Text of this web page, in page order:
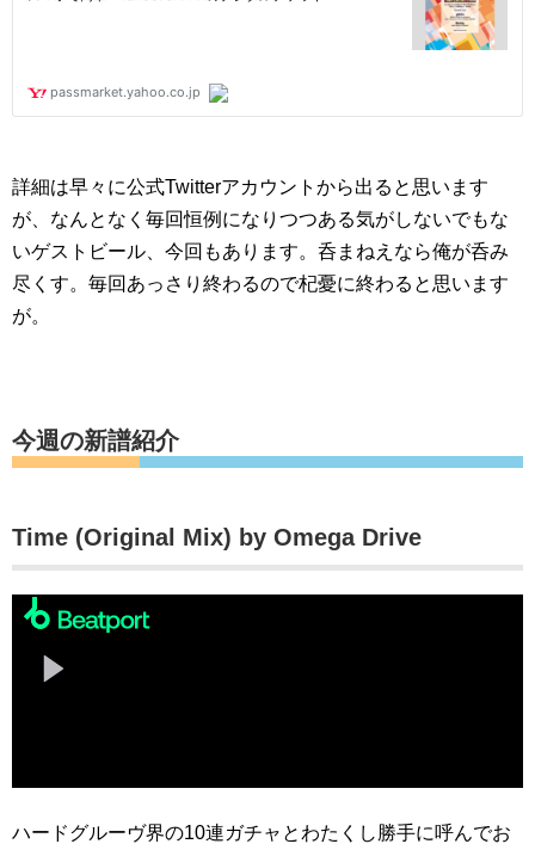
詳細は早々に公式Twitterアカウントから出ると思います
が、なんとなく毎回恒例になりつつある気がしないでもな
いゲストビール、今回もあります。呑まねえなら俺が呑み
尽くす。毎回あっさり終わるので杞憂に終わると思います
が。
今週の新譜紹介
Time (Original Mix) by Omega Drive
ハードグルーヴ界の10連ガチャとわたくし勝手に呼んでお